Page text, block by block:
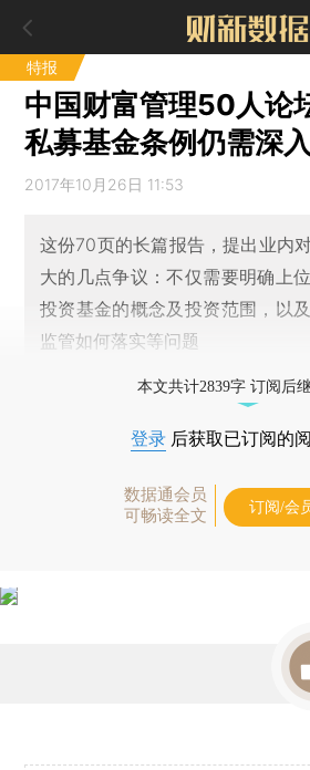
特报
中国财富管理50人论
私募基金条例仍需深
2017年10月26日 11:53
这份70页的长篇报告，提出业内
大的几点争议：不仅需要明确上
投资基金的概念及投资范围，以
监管如何落实等问题
本文共计2839字 订阅后
登录 后获取已订阅的
数据通会员
可畅读全文
订阅/会